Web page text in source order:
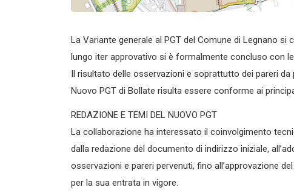
La Variante generale al PGT del Comune di Legnano
lungo iter approvativo si è formalmente concluso con
Il risultato delle osservazioni e soprattutto dei pareri
Nuovo PGT di Bollate risulta essere conforme ai
REDAZIONE E TEMI DEL NUOVO PGT
La collaborazione ha interessato il coinvolgimento
dalla redazione del documento di indirizzo iniziale,
osservazioni e pareri pervenuti, fino all’approvazione
per la sua entrata in vigore.